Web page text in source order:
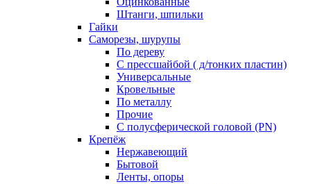
Штанги, шпильки
Гайки
Саморезы, шурупы
По дереву
С прессшайбой ( д/тонких пластин)
Универсальные
Кровельные
По металлу
Прочие
С полусферической головой (PN)
Крепёж
Нержавеющий
Бытовой
Ленты, опоры